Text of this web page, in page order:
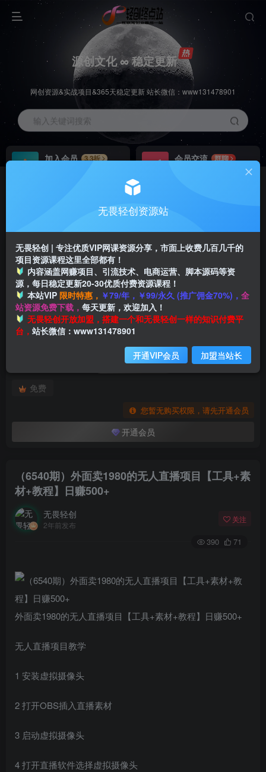
源创文化 ∞ 稳定更新
网创资源&实战项目&365天稳定更新 站长微信：www131478901
输入关键词搜索
加入会员
3.3折
会员交流
群聊
推广返佣高达70%
首页 创业课程 会员专属 正文
此内容为付费阅读，请付费后查看
会员专属资源
免费
您暂无购买权限，请先开通会员
开通会员
付费阅读
（6540期）外面卖1980的无人直播项目【工具+素
材+教程】日赚500+
无畏轻创
2年前发布
关注
390 71
外面卖1980的无人直播项目【工具+素材+教程】日赚500+
无人直播项目教学
1 安装虚拟摄像头
2 打开OBS插入直播素材
3 启动虚拟摄像头
4 打开直播软件选择虚拟摄像头
无畏轻创资源站
无畏轻创 | 专注优质VIP网课资源分享，市面上收费几百几千的
项目资源课程这里全部都有！
内容涵盖网赚项目、引流技术、电商运营、脚本源码等资
源，每日稳定更新20-30优质付费资源课程！
本站VIP 限时特惠， ￥79/年，￥99/永久 (推广佣金70%)， 全
站资源免费下载， 每天更新，欢迎加入！
无畏轻创开放加盟，搭建一个和无畏轻创一样的知识付费平
台， 站长微信：www131478901
开通VIP会员 加盟当站长